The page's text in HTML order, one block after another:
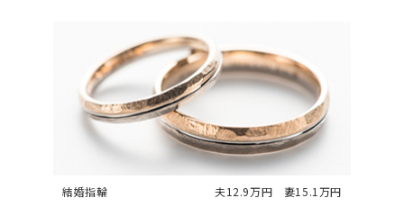
結婚指輪 夫12.9万円 妻15.1万円